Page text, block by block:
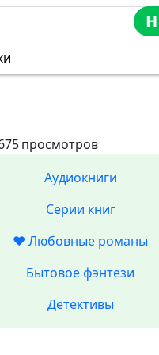
просмотров
Аудиокниги
Серии книг
❤️ Любовные романы
Бытовое фэнтези
Детективы